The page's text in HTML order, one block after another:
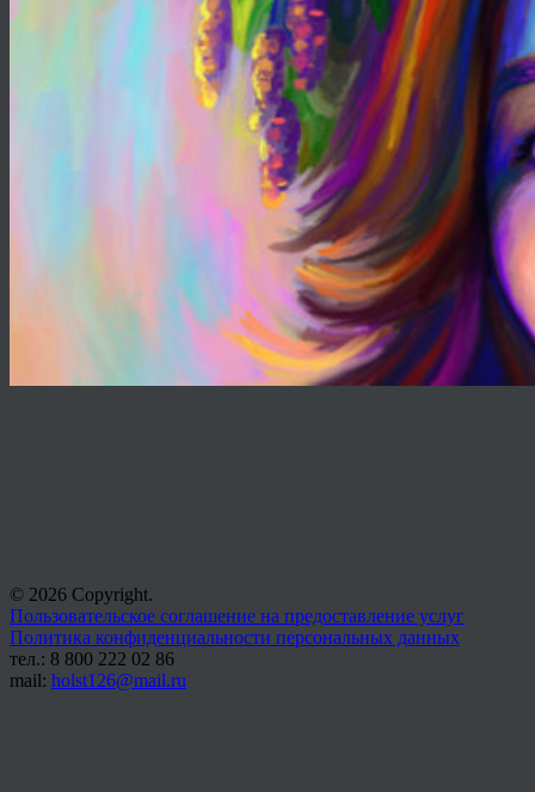
© 2026 Copyright.
Пользовательское соглашение на предоставление услуг
Политика конфиденциальности персональных данных
тел.: 8 800 222 02 86
mail: holst126@mail.ru